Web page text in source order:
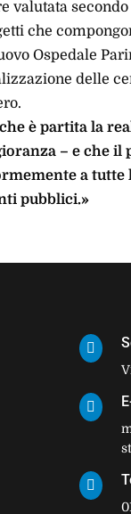
valutata
che
Ospedale
delle
è partita la
– e che il
a
pubblici.»


